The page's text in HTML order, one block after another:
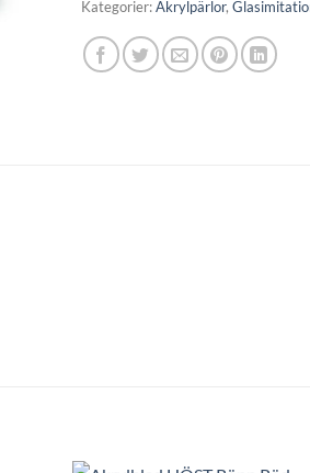
Kategorier:Akrylpärlor,
+